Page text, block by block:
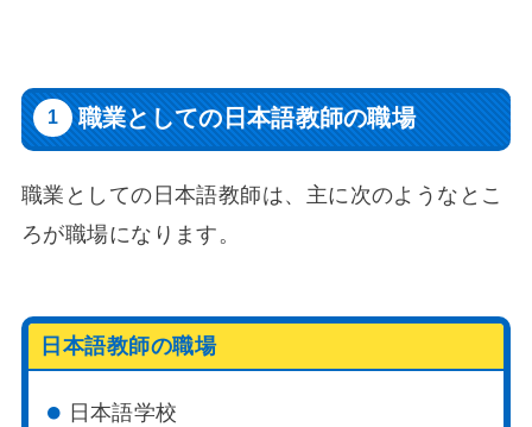
職業としての日本語教師の職場
職業としての日本語教師は、主に次のようなとこ
ろが職場になります。
日本語教師の職場
日本語学校